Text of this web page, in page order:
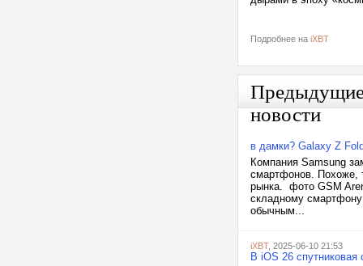
Подробнее на iXBT
новости
в дамки? Galaxy Z
Компания Samsung
смартфонов. Похоже,
рынка. фото GSM
складному
обычным...
iXBT, 2025-06-10 21:53
В iOS 26 спутниковая